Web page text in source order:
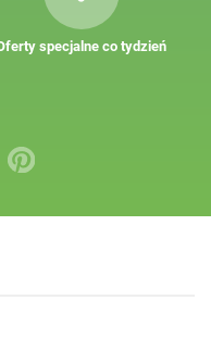
specjalne co tydzień